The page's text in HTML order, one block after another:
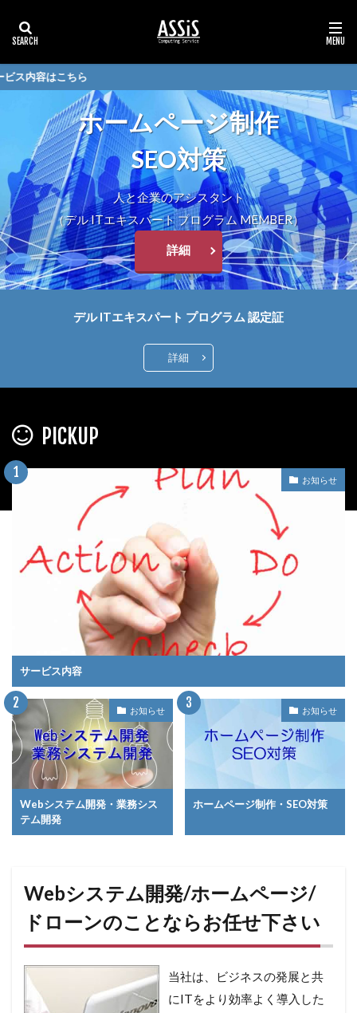
内容はこちら
ホームページ制作
SEO対策
人と企業のアシスタント
（デル ITエキスパート プログラム MEMBER）
詳細
デル ITエキスパート プログラム 認定証
詳細
PICKUP
お知らせ
サービス内容
お知らせ
Webシステム開発・業務シス
テム開発
お知らせ
ホームページ制作・SEO対策
Webシステム開発/ホームページ/
ドローンのことならお任せ下さい
当社は、ビジネスの発展と共
にITをより効率よく導入した